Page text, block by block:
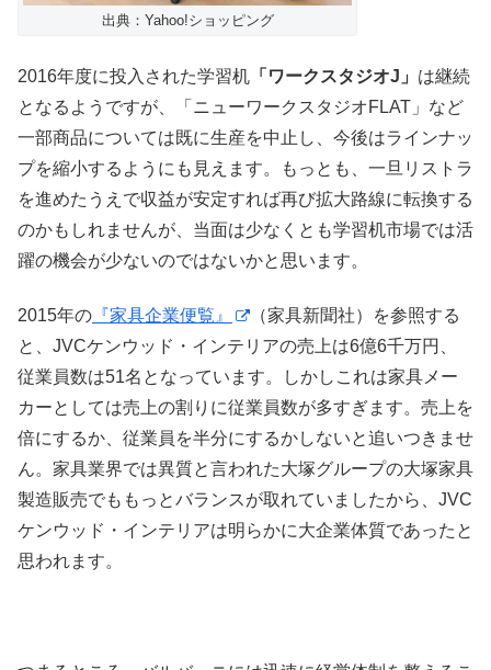
出典：Yahoo!ショッピング
2016年度に投入された学習机 「ワークスタジオJ」 は継続
となるようですが、「ニューワークスタジオFLAT」など
一部商品については既に生産を中止し、今後はラインナッ
プを縮小するようにも見えます。もっとも、一旦リストラ
を進めたうえで収益が安定すれば再び拡大路線に転換する
のかもしれませんが、当面は少なくとも学習机市場では活
躍の機会が少ないのではないかと思います。
2015年の 『家具企業便覧』
（家具新聞社）を参照する
と、JVCケンウッド・インテリアの売上は6億6千万円、
従業員数は51名となっています。しかしこれは家具メー
カーとしては売上の割りに従業員数が多すぎます。売上を
倍にするか、従業員を半分にするかしないと追いつきませ
ん。家具業界では異質と言われた大塚グループの大塚家具
製造販売でももっとバランスが取れていましたから、JVC
ケンウッド・インテリアは明らかに大企業体質であったと
思われます。